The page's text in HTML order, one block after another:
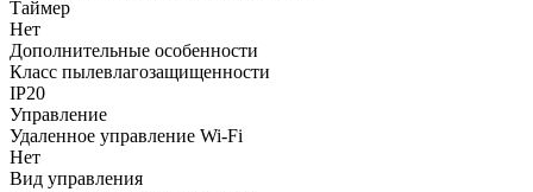
Таймер
Нет
Дополнительные особенности
Класс пылевлагозащищенности
IP20
Управление
Удаленное управление Wi-Fi
Нет
Вид управления